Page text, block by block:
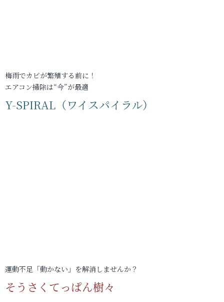
梅雨でカビが繁殖する前に！
エアコン掃除は“今”が最適
Y-SPIRAL（ワイスパイラル）
運動不足「動かない」を解消しませんか？
そうさくてっぱん樹々